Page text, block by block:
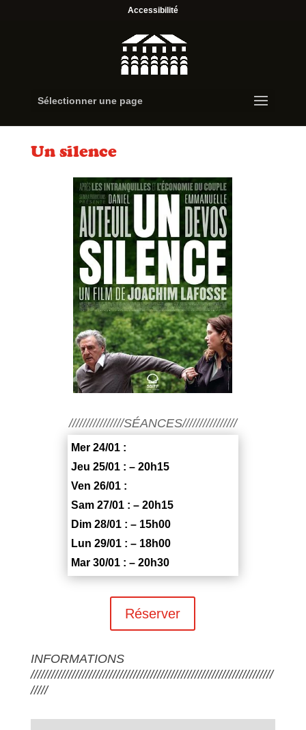
Accessibilité
Sélectionner une page
Un silence
////////////////SÉANCES////////////////
Mer 24/01 :
Jeu 25/01 : – 20h15
Ven 26/01 :
Sam 27/01 : – 20h15
Dim 28/01 : – 15h00
Lun 29/01 : – 18h00
Mar 30/01 : – 20h30
Réserver
INFORMATIONS
///////////////////////////////////////////////////////////////////////
/////